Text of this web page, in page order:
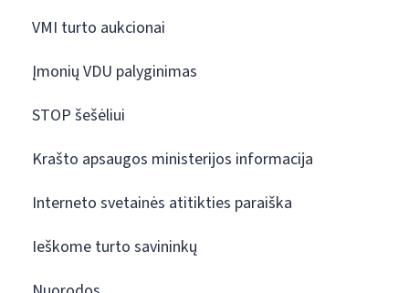
VMI turto aukcionai
Įmonių VDU palyginimas
STOP šešėliui
Krašto apsaugos ministerijos informacija
Interneto svetainės atitikties paraiška
Ieškome turto savininkų